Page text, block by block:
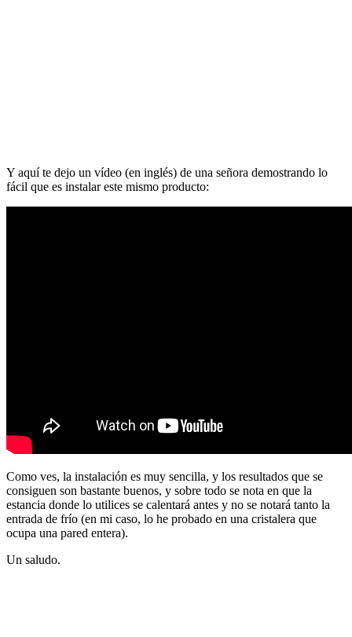
Y aquí te dejo un vídeo (en inglés) de una señora demostrando lo
fácil que es instalar este mismo producto:
Como ves, la instalación es muy sencilla, y los resultados que se
consiguen son bastante buenos, y sobre todo se nota en que la
estancia donde lo utilices se calentará antes y no se notará tanto la
entrada de frío (en mi caso, lo he probado en una cristalera que
ocupa una pared entera).
Un saludo.